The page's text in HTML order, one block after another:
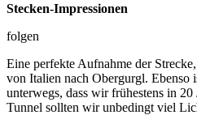
Stecken-Impressionen
folgen
Eine perfekte Aufnahme der
von Italien nach Obergurgl. Ebenso
unterwegs, dass wir frühestens in 20
Tunnel sollten wir unbedingt viel